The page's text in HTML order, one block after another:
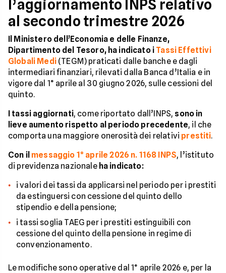
l’aggiornamento INPS relativo
al secondo trimestre 2026
Il Ministero dell’Economia e delle Finanze,
Dipartimento del Tesoro, ha indicato i Tassi Effettivi
Globali Medi(TEGM) praticati dalle banche e dagli
intermediari finanziari, rilevati dalla Banca d’Italia e in
vigore dal 1° aprile al 30 giugno 2026, sulle cessioni del
quinto.
I tassi aggiornati, come riportato dall’INPS, sono in
lieve aumento rispetto al periodo precedente, il che
comporta una maggiore onerosità dei relativi prestiti.
Con il messaggio 1° aprile 2026 n. 1168 INPS, l’istituto
di previdenza nazionale ha indicato:
i valori dei tassi da applicarsi nel periodo per i prestiti
da estinguersi con cessione del quinto dello
stipendio e della pensione;
i tassi soglia TAEG per i prestiti estinguibili con
cessione del quinto della pensione in regime di
convenzionamento.
Le modifiche sono operative dal 1° aprile 2026 e, per la